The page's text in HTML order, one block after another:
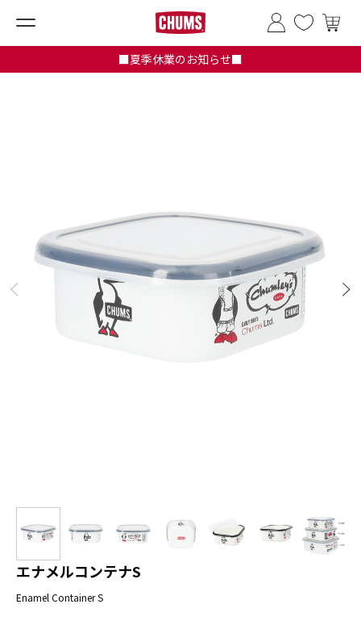
■夏季休業のお知らせ■
エナメルコンテナS
Enamel Container S